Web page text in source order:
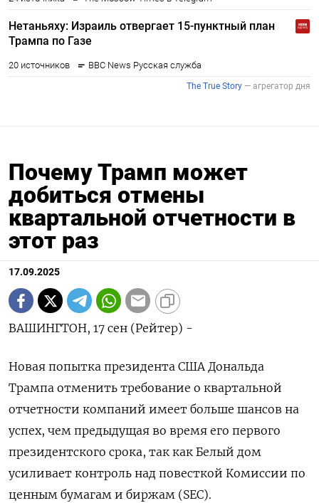
Почему Трамп может
добиться отмены
квартальной отчетности в
этот раз
17.09.2025
ВАШИНГТОН, 17 сен (Рейтер) -
Новая попытка президента США Дональда
Трампа отменить требование о квартальной
отчетности компаний имеет больше шансов на
успех, чем предыдущая во время его первого
президентского срока, так как Белый дом
усиливает контроль над повесткой Комиссии по
ценным бумагам и биржам (SEC).